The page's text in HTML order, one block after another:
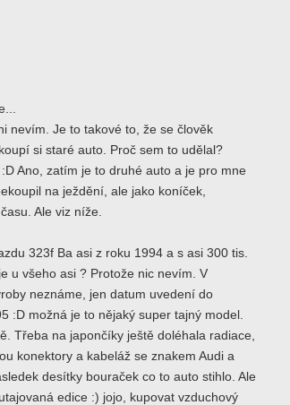
nevím. Je to takové to, že se člověk
si staré auto. Proč sem to udělal?
Ano, zatím je to druhé auto a je pro mne
na ježdění, ale jako koníček,
Ale viz níže.
323f Ba asi z roku 1994 a s asi 300 tis.
u všeho asi ? Protože nic nevím. V
neznáme, jen datum uvedení do
:D možná je to nějaký super tajný model.
Třeba na japončíky ještě doléhala radiace,
konektory a kabeláž se znakem Audi a
desítky bouraček co to auto stihlo. Ale
edice :) jojo, kupovat vzduchový